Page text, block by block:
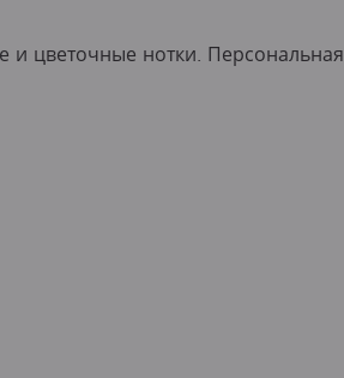
и цветочные нотки. Персональная